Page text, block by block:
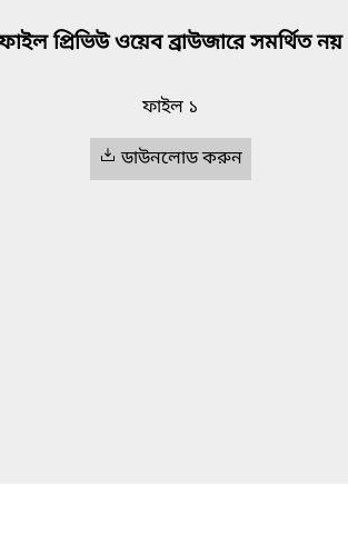
প্রিভিউ ওয়েব ব্রাউজারে সমর্থিত নয়
ফাইল ১
ডাউনলোড করুন